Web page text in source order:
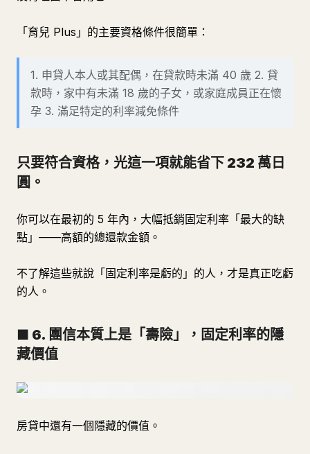
「育兒 Plus」的主要資格條件很簡單：
1. 申貸人本人或其配偶，在貸款時未滿 40 歲 2. 貸
款時，家中有未滿 18 歲的子女，或家庭成員正在懷
孕 3. 滿足特定的利率減免條件
只要符合資格，光這一項就能省下 232 萬日
圓。
你可以在最初的 5 年內，大幅抵銷固定利率「最大的缺
點」——高額的總還款金額。
不了解這些就說「固定利率是虧的」的人，才是真正吃虧
的人。
■ 6. 團信本質上是「壽險」，固定利率的隱
藏價值
房貸中還有一個隱藏的價值。